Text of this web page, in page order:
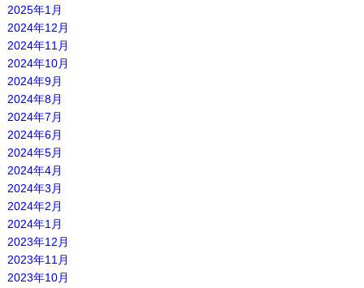
2025年1月
2024年12月
2024年11月
2024年10月
2024年9月
2024年8月
2024年7月
2024年6月
2024年5月
2024年4月
2024年3月
2024年2月
2024年1月
2023年12月
2023年11月
2023年10月